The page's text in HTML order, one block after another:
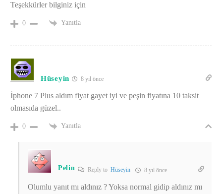
Teşekkürler bilginiz için
0 Yanıtla
Hüseyin 8 yıl önce
İphone 7 Plus aldım fiyat gayet iyi ve peşin fiyatına 10 taksit
olmasıda güzel..
0 Yanıtla
Pelin Reply to Hüseyin 8 yıl önce
Olumlu yanıt mı aldınız ? Yoksa normal gidip aldınız mı